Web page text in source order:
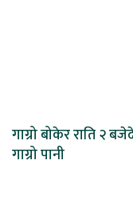
गाग्रो बोकेर राति २
गाग्रो पानी